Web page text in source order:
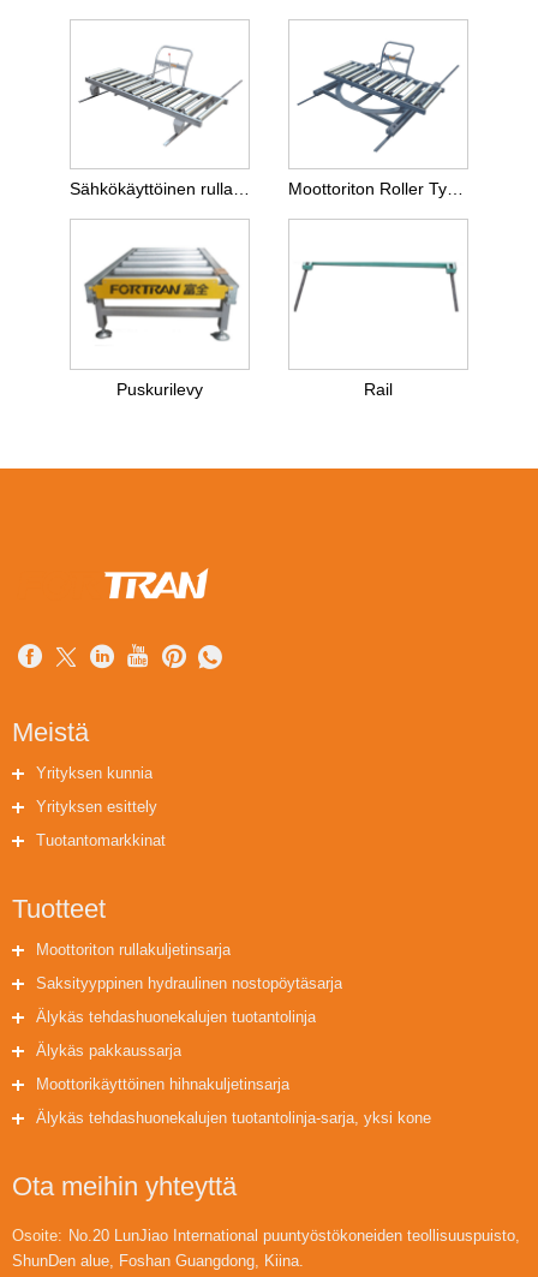
Sähkökäyttöinen rullatyyppinen kiskovaunu Moottoriton Roller Type Rail Pyörivä vaunu
Puskurilevy Rail
Meistä
Yrityksen kunnia
Yrityksen esittely
Tuotantomarkkinat
Tuotteet
Moottoriton rullakuljetinsarja
Saksityyppinen hydraulinen nostopöytäsarja
Älykäs tehdashuonekalujen tuotantolinja
Älykäs pakkaussarja
Moottorikäyttöinen hihnakuljetinsarja
Älykäs tehdashuonekalujen tuotantolinja-sarja, yksi kone
Ota meihin yhteyttä
Osoite: No.20 LunJiao International puuntyöstökoneiden teollisuuspuisto,
ShunDen alue, Foshan Guangdong, Kiina.